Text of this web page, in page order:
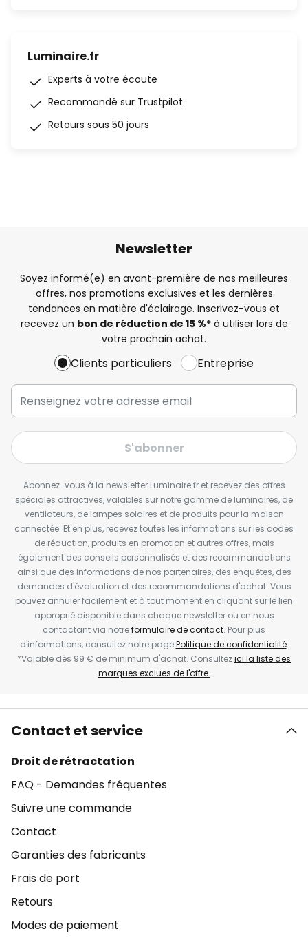
Luminaire.fr
Experts à votre écoute
Recommandé sur Trustpilot
Retours sous 50 jours
Newsletter
Soyez informé(e) en avant-première de nos meilleures
offres, nos promotions exclusives et les dernières
tendances en matière d'éclairage. Inscrivez-vous et
recevez un bon de réduction de 15 %*à utiliser lors de
votre prochain achat.
Clients particuliers Entreprise
S'abonner
Abonnez-vous à la newsletter Luminaire.fr et recevez des offres
spéciales attractives, valables sur notre gamme de luminaires, de
ventilateurs, de lampes solaires et de produits pour la maison
connectée. Et en plus, recevez toutes les informations sur les codes
de réduction, produits en promotion et autres offres, mais
également des conseils personnalisés et des recommandations
ainsi que des informations de nos partenaires, des enquêtes, des
demandes d'évaluation et des recommandations d'achat. Vous
pouvez annuler facilement et à tout moment en cliquant sur le lien
approprié disponible dans chaque newsletter ou en nous
contactant via notreformulaire de contact. Pour plus
d'informations, consultez notre pagePolitique de confidentialité.
*Valable dès 99 € de minimum d'achat. Consultezici la liste des
marques exclues de l'offre.
Contact et service
Droit de rétractation
FAQ - Demandes fréquentes
Suivre une commande
Contact
Garanties des fabricants
Frais de port
Retours
Modes de paiement